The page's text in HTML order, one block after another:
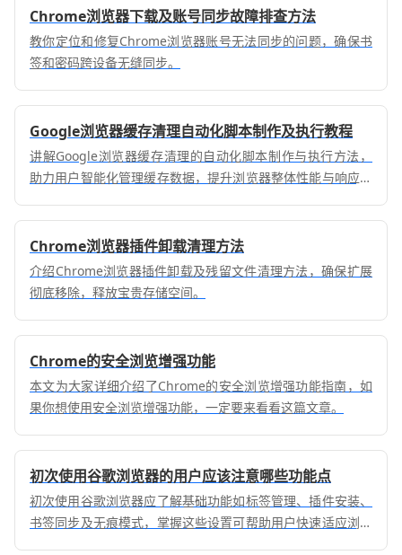
Chrome浏览器下载及账号同步故障排查方法
教你定位和修复Chrome浏览器账号无法同步的问题，确保书
签和密码跨设备无缝同步。
Google浏览器缓存清理自动化脚本制作及执行教程
讲解Google浏览器缓存清理的自动化脚本制作与执行方法，
助力用户智能化管理缓存数据，提升浏览器整体性能与响应速
Chrome浏览器插件卸载清理方法
介绍Chrome浏览器插件卸载及残留文件清理方法，确保扩展
彻底移除，释放宝贵存储空间。
Chrome的安全浏览增强功能
本文为大家详细介绍了Chrome的安全浏览增强功能指南，如
果你想使用安全浏览增强功能，一定要来看看这篇文章。
初次使用谷歌浏览器的用户应该注意哪些功能点
初次使用谷歌浏览器应了解基础功能如标签管理、插件安装、
书签同步及无痕模式，掌握这些设置可帮助用户快速适应浏览